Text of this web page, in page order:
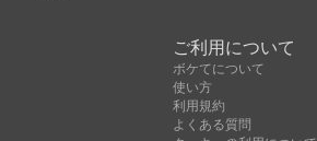
ご利用について
ボケてについて
使い方
利用規約
よくある質問